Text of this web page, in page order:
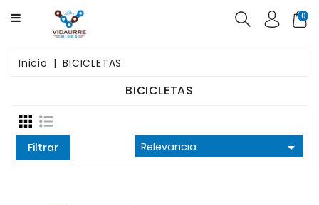
CATEGORY
USADAS
OFERTAS
0
Inicio BICICLETAS
BICICLETAS
Filtrar Relevancia 